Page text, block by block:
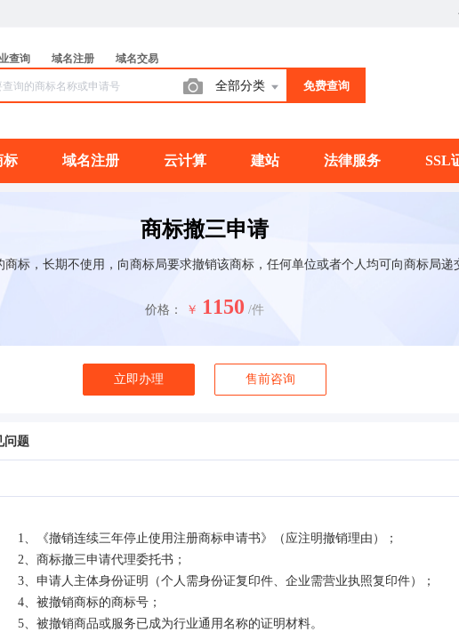
查询 域名注册 域名交易
全部分类 免费查询
标 域名注册 云计算 建站 法律服务 SSL
商标撤三申请
标，长期不使用，向商标局要求撤销该商标，任何单位或者个人均可向商标局递
价格： ￥ 1150 /件
立即办理 售前咨询
问题
1、《撤销连续三年停止使用注册商标申请书》（应注明撤销理由）；
2、商标撤三申请代理委托书；
3、申请人主体身份证明（个人需身份证复印件、企业需营业执照复印件）；
4、被撤销商标的商标号；
5、被撤销商品或服务已成为行业通用名称的证明材料。